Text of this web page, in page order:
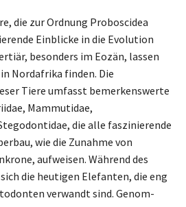
die zur Ordnung Proboscidea
Einblicke in die Evolution
besonders im Eozän, lassen
Nordafrika finden. Die
Tiere umfasst bemerkenswerte
Mammutidae,
die alle faszinierende
wie die Zunahme von
aufweisen. Während des
die heutigen Elefanten, die eng
verwandt sind. Genom-